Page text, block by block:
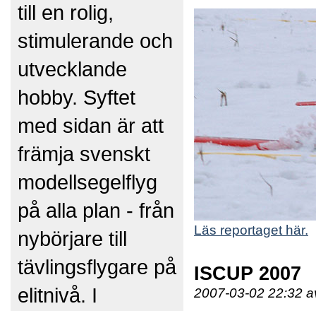
till en rolig,
stimulerande och
utvecklande
hobby. Syftet
med sidan är att
främja svenskt
modellsegelflyg
på alla plan - från
nybörjare till
tävlingsflygare på
elitnivå. I
Läs reportaget här.
ISCUP 2007
2007-03-02 22:32